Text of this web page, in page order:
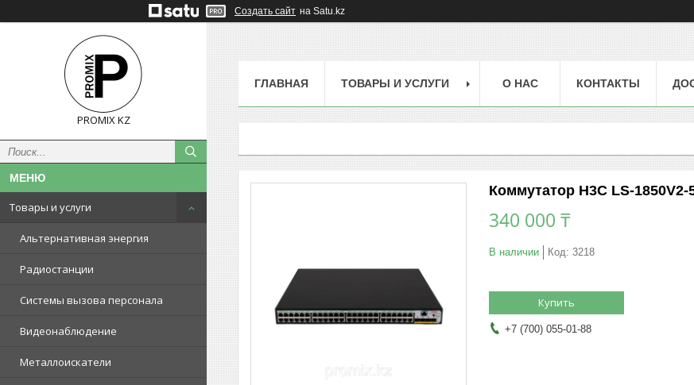
Создать сайт на Satu.kz
PROMIX KZ
Товары и услуги
Альтернативная энергия
Радиостанции
Системы вызова персонала
Видеонаблюдение
Металлоискатели
ГЛАВНАЯ ТОВАРЫ И УСЛУГИ О НАС КОНТАКТЫ
Коммутатор H3C LS-1850V2-
340 000 ₸
В наличии Код: 3218
Купить
+7 (700) 055-01-88